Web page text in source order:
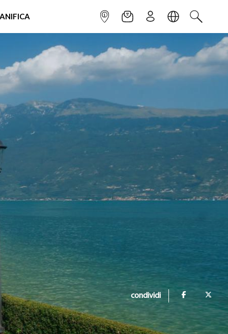
INFOPOINTNEWSLETTER
ISCRIVITILINGUACERCA
condividi